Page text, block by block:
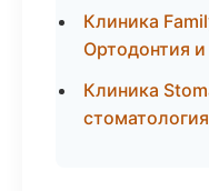
Клиника
Ортодонтия
Клиника
стоматология